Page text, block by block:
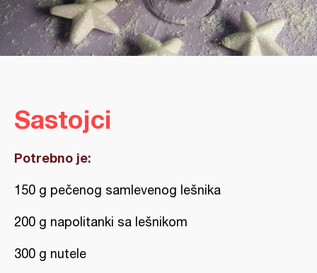
Sastojci
Potrebno je:
150 g pečenog samlevenog lešnika
200 g napolitanki sa lešnikom
300 g nutele